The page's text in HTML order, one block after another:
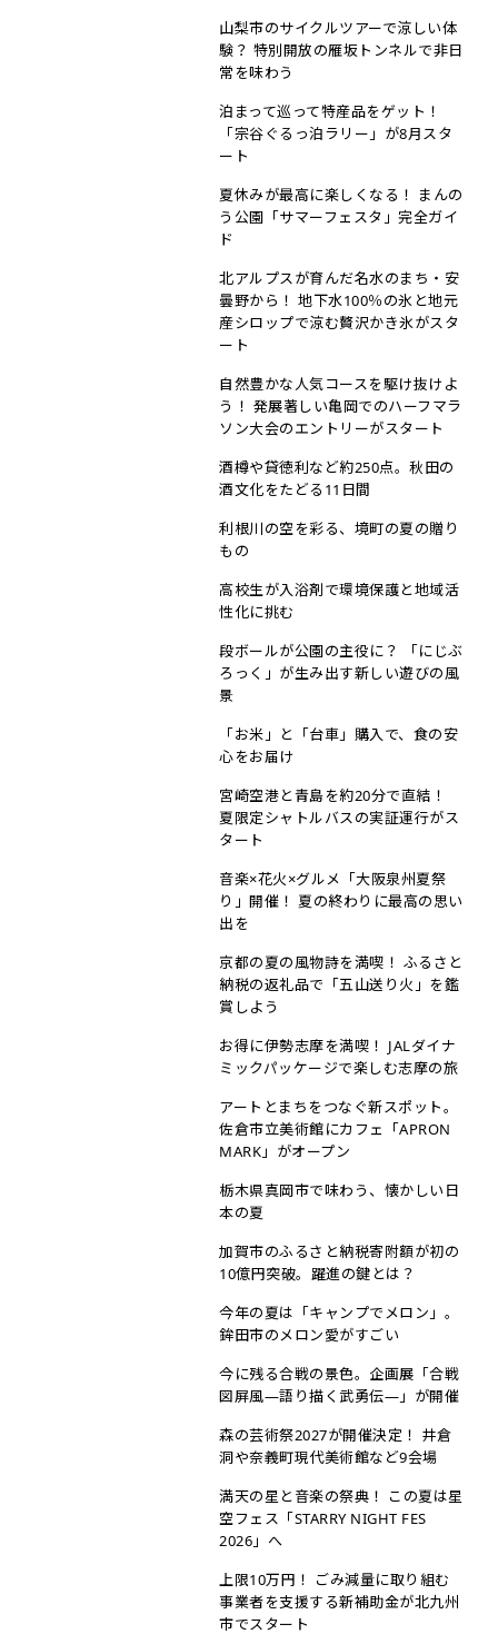
山梨市のサイクルツアーで涼しい体
験？ 特別開放の雁坂トンネルで非日
常を味わう
泊まって巡って特産品をゲット！
「宗谷ぐるっ泊ラリー」が8月スタ
ート
夏休みが最高に楽しくなる！ まんの
う公園「サマーフェスタ」完全ガイ
ド
北アルプスが育んだ名水のまち・安
曇野から！ 地下水100％の氷と地元
産シロップで涼む贅沢かき氷がスタ
ート
自然豊かな人気コースを駆け抜けよ
う！ 発展著しい亀岡でのハーフマラ
ソン大会のエントリーがスタート
酒樽や貸徳利など約250点。秋田の
酒文化をたどる11日間
利根川の空を彩る、境町の夏の贈り
もの
高校生が入浴剤で環境保護と地域活
性化に挑む
段ボールが公園の主役に？ 「にじぶ
ろっく」が生み出す新しい遊びの風
景
「お米」と「台車」購入で、食の安
心をお届け
宮崎空港と青島を約20分で直結！
夏限定シャトルバスの実証運行がス
タート
音楽×花火×グルメ「大阪泉州夏祭
り」開催！ 夏の終わりに最高の思い
出を
京都の夏の風物詩を満喫！ ふるさと
納税の返礼品で「五山送り火」を鑑
賞しよう
お得に伊勢志摩を満喫！ JALダイナ
ミックパッケージで楽しむ志摩の旅
アートとまちをつなぐ新スポット。
佐倉市立美術館にカフェ「APRON
MARK」がオープン
栃木県真岡市で味わう、懐かしい日
本の夏
加賀市のふるさと納税寄附額が初の
10億円突破。躍進の鍵とは？
今年の夏は「キャンプでメロン」。
鉾田市のメロン愛がすごい
今に残る合戦の景色。企画展「合戦
図屏風—語り描く武勇伝―」が開催
森の芸術祭2027が開催決定！ 井倉
洞や奈義町現代美術館など9会場
満天の星と音楽の祭典！ この夏は星
空フェス「STARRY NIGHT FES
2026」へ
上限10万円！ ごみ減量に取り組む
事業者を支援する新補助金が北九州
市でスタート